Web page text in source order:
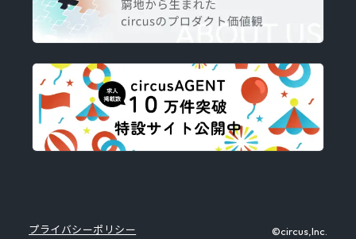
プライバシーポリシー ©circus,Inc.